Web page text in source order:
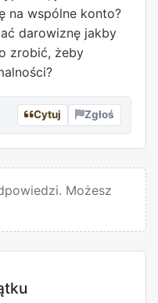
na wspólne konto?
darowiznę jakby
zrobić, żeby
Cytuj Zgłoś
Możesz